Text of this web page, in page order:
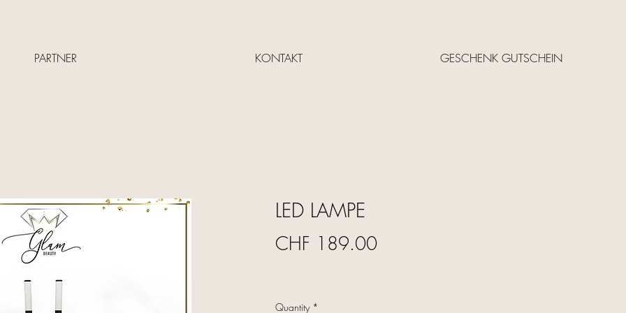
PARTNER KONTAKT GESCHENK GUTSCHEIN
LED LAMPE
CHF 189.00Price
Quantity *